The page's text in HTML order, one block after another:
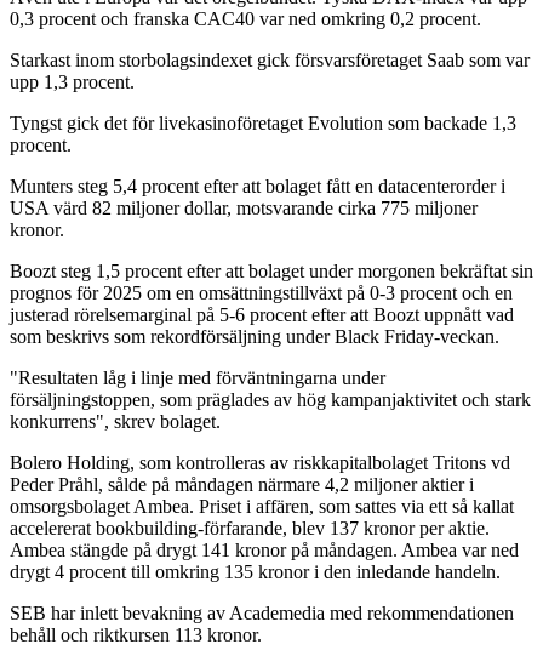
0,3 procent och franska CAC40 var ned omkring 0,2 procent.
Starkast inom storbolagsindexet gick försvarsföretaget Saab som var
upp 1,3 procent.
Tyngst gick det för livekasinoföretaget Evolution som backade 1,3
procent.
Munters steg 5,4 procent efter att bolaget fått en datacenterorder i
USA värd 82 miljoner dollar, motsvarande cirka 775 miljoner
kronor.
Boozt steg 1,5 procent efter att bolaget under morgonen bekräftat sin
prognos för 2025 om en omsättningstillväxt på 0-3 procent och en
justerad rörelsemarginal på 5-6 procent efter att Boozt uppnått vad
som beskrivs som rekordförsäljning under Black Friday-veckan.
"Resultaten låg i linje med förväntningarna under
försäljningstoppen, som präglades av hög kampanjaktivitet och stark
konkurrens", skrev bolaget.
Bolero Holding, som kontrolleras av riskkapitalbolaget Tritons vd
Peder Pråhl, sålde på måndagen närmare 4,2 miljoner aktier i
omsorgsbolaget Ambea. Priset i affären, som sattes via ett så kallat
accelererat bookbuilding-förfarande, blev 137 kronor per aktie.
Ambea stängde på drygt 141 kronor på måndagen. Ambea var ned
drygt 4 procent till omkring 135 kronor i den inledande handeln.
SEB har inlett bevakning av Academedia med rekommendationen
behåll och riktkursen 113 kronor.